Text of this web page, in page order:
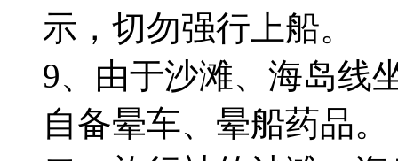
示，切勿强行上船。
9、由于沙滩、海岛线
自备晕车、晕船药品。